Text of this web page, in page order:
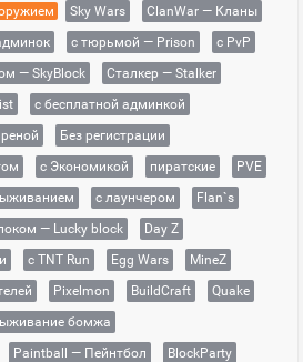
Sky Wars
ClanWar — Кланы
с тюрьмой — Prison
с PvP
— SkyBlock
Сталкер — Stalker
с бесплатной админкой
Без регистрации
с Экономикой пиратские
PVE
с лаунчером
Flan`s
— Lucky block
Day Z
с TNT Run Egg Wars
MineZ
Pixelmon BuildCraft
Quake
бомжа
Paintball — Пейнтбол
BlockParty